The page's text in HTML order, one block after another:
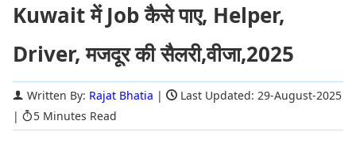
Kuwait में Job कैसे पाए, Helper,
Driver, मजदूर की सैलरी,वीजा,2025
Written By: Rajat Bhatia |
Last Updated: 29-August-2025
|
5 Minutes Read